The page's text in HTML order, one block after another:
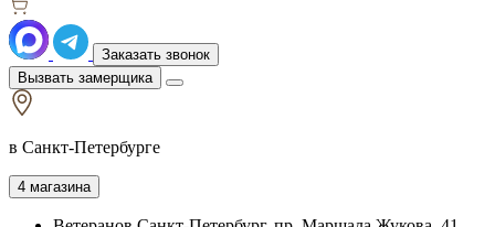
Заказать звонок
Вызвать замерщика
в Санкт-Петербурге
4 магазина